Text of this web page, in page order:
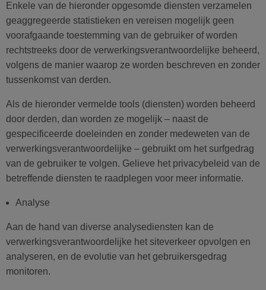
Enkele van de hieronder opgesomde diensten verzamelen
geaggregeerde statistieken en vereisen mogelijk geen
voorafgaande toestemming van de gebruiker of worden
rechtstreeks door de verwerkingsverantwoordelijke beheerd,
volgens de manier waarop ze worden beschreven en zonder
tussenkomst van derden.
Als de hieronder vermelde tools (diensten) worden beheerd
door derden, dan worden ze mogelijk – naast de
gespecificeerde doeleinden en zonder medeweten van de
verwerkingsverantwoordelijke – gebruikt om het surfgedrag
van de gebruiker te volgen. Gelieve het privacybeleid van de
betreffende diensten te raadplegen voor meer informatie.
Analyse
Aan de hand van diverse analysediensten kan de
verwerkingsverantwoordelijke het siteverkeer opvolgen en
analyseren, en de evolutie van het gebruikersgedrag
monitoren.